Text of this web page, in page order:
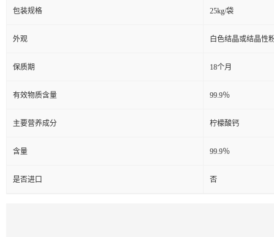
包装规格 25kg/袋
外观 白色结晶或结晶性
保质期 18个月
有效物质含量 99.9％
主要营养成分 柠檬酸钙
含量 99.9％
是否进口 否